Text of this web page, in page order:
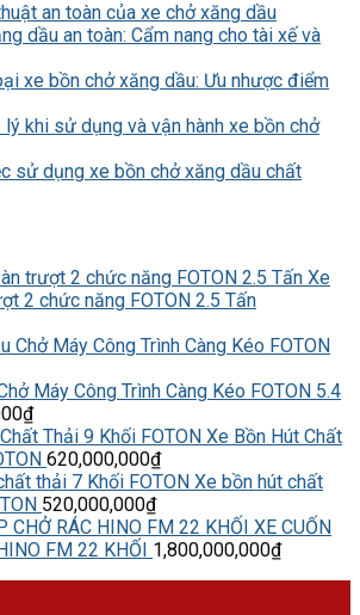
an toàn của xe chở xăng dầu
dầu an toàn: Cẩm nang cho tài xế và
xe bồn chở xăng dầu: Ưu nhược điểm
lý khi sử dụng và vận hành xe bồn chở
sử dụng xe bồn chở xăng dầu chất
Xe
2 chức năng FOTON 2.5 Tấn
Máy Công Trình Càng Kéo FOTON 5.4
₫
Xe Bồn Hút Chất
620,000,000₫
Xe bồn hút chất
520,000,000₫
XE CUỐN
FM 22 KHỐI 1,800,000,000₫